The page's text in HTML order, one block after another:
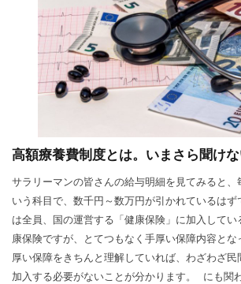
高額療養費制度とは。いまさら聞けな
サラリーマンの皆さんの給与明細を見てみると、
いう科目で、数千円～数万円が引かれているはず
は全員、国の運営する「健康保険」に加入して
康保険ですが、とてつもなく手厚い保障内容と
厚い保障をきちんと理解していれば、わざわざ
加入する必要がないことが分かります。 にも関